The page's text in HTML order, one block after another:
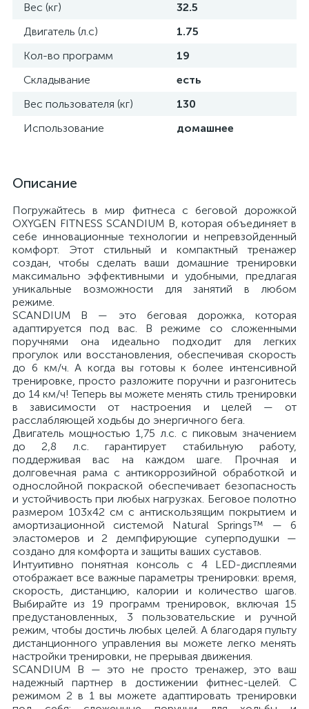
Вес (кг)
32.5
Двигатель (л.с)
1.75
Кол-во программ
19
Складывание
есть
Вес пользователя (кг)
130
Использование
домашнее
Описание
Погружайтесь в мир фитнеса с беговой дорожкой
OXYGEN FITNESS SCANDIUM B, которая объединяет в
себе инновационные технологии и непревзойденный
комфорт. Этот стильный и компактный тренажер
создан, чтобы сделать ваши домашние тренировки
максимально эффективными и удобными, предлагая
уникальные возможности для занятий в любом
режиме.
SCANDIUM B — это беговая дорожка, которая
адаптируется под вас. В режиме со сложенными
поручнями она идеально подходит для легких
прогулок или восстановления, обеспечивая скорость
до 6 км/ч. А когда вы готовы к более интенсивной
тренировке, просто разложите поручни и разгонитесь
до 14 км/ч! Теперь вы можете менять стиль тренировки
в зависимости от настроения и целей — от
расслабляющей ходьбы до энергичного бега.
Двигатель мощностью 1,75 л.с. с пиковым значением
до 2,8 л.с. гарантирует стабильную работу,
поддерживая вас на каждом шаге. Прочная и
долговечная рама с антикоррозийной обработкой и
однослойной покраской обеспечивает безопасность
и устойчивость при любых нагрузках. Беговое полотно
размером 103х42 см с антискользящим покрытием и
амортизационной системой Natural Springs™ — 6
эластомеров и 2 демпфирующие суперподушки —
создано для комфорта и защиты ваших суставов.
Интуитивно понятная консоль с 4 LED-дисплеями
отображает все важные параметры тренировки: время,
скорость, дистанцию, калории и количество шагов.
Выбирайте из 19 программ тренировок, включая 15
предустановленных, 3 пользовательские и ручной
режим, чтобы достичь любых целей. А благодаря пульту
дистанционного управления вы можете легко менять
настройки тренировки, не прерывая движения.
SCANDIUM B — это не просто тренажер, это ваш
надежный партнер в достижении фитнес-целей. С
режимом 2 в 1 вы можете адаптировать тренировки